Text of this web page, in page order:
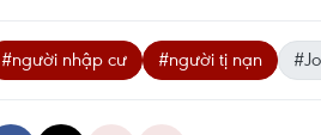
#người nhập cư #người tị nạn